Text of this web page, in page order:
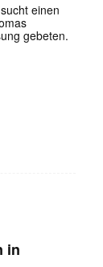
einen
gebeten.
in